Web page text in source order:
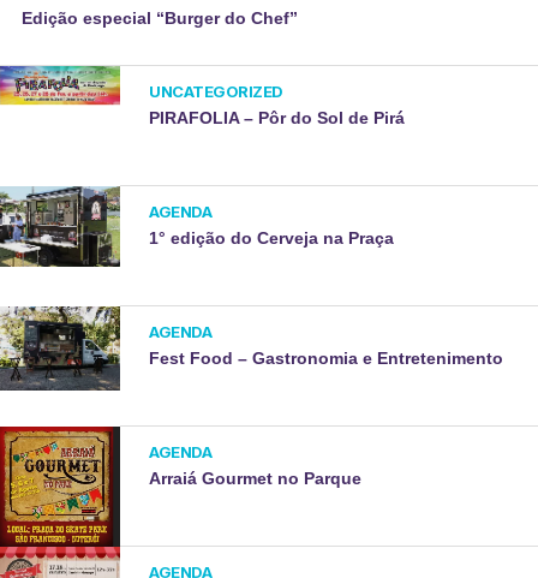
Edição especial “Burger do Chef”
UNCATEGORIZED
PIRAFOLIA – Pôr do Sol de Pirá
AGENDA
1° edição do Cerveja na Praça
AGENDA
Fest Food – Gastronomia e Entretenimento
AGENDA
Arraiá Gourmet no Parque
AGENDA